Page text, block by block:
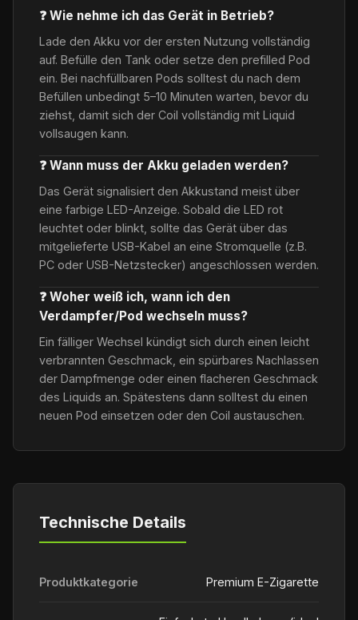
❓ Wie nehme ich das Gerät in Betrieb?
Lade den Akku vor der ersten Nutzung vollständig
auf. Befülle den Tank oder setze den prefilled Pod
ein. Bei nachfüllbaren Pods solltest du nach dem
Befüllen unbedingt 5–10 Minuten warten, bevor du
ziehst, damit sich der Coil vollständig mit Liquid
vollsaugen kann.
❓ Wann muss der Akku geladen werden?
Das Gerät signalisiert den Akkustand meist über
eine farbige LED-Anzeige. Sobald die LED rot
leuchtet oder blinkt, sollte das Gerät über das
mitgelieferte USB-Kabel an eine Stromquelle (z.B.
PC oder USB-Netzstecker) angeschlossen werden.
❓ Woher weiß ich, wann ich den
Verdampfer/Pod wechseln muss?
Ein fälliger Wechsel kündigt sich durch einen leicht
verbrannten Geschmack, ein spürbares Nachlassen
der Dampfmenge oder einen flacheren Geschmack
des Liquids an. Spätestens dann solltest du einen
neuen Pod einsetzen oder den Coil austauschen.
Technische Details
Produktkategorie Premium E-Zigarette